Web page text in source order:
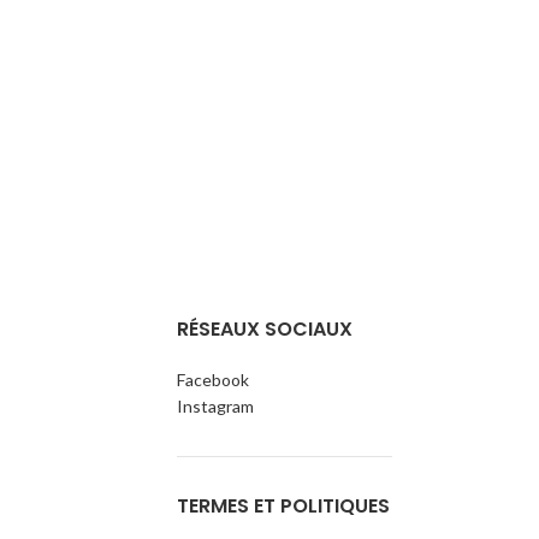
RÉSEAUX SOCIAUX
Facebook
Instagram
TERMES ET POLITIQUES